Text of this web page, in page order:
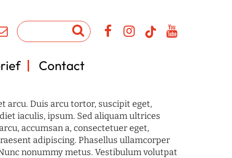
Contact
arcu. Duis arcu tortor, suscipit eget,
iaculis, ipsum. Sed aliquam ultrices
accumsan a, consectetuer eget,
adipiscing. Phasellus ullamcorper
nonummy metus. Vestibulum volutpat